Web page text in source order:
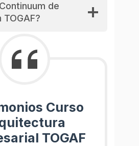
de
TOGAF?
Curso
TOGAF